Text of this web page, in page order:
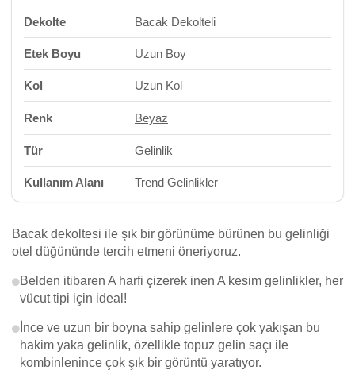
Dekolte Bacak Dekolteli
Etek Boyu Uzun Boy
Kol Uzun Kol
Renk Beyaz
Tür Gelinlik
Kullanım Alanı Trend Gelinlikler
Bacak dekoltesi ile şık bir görünüme bürünen bu gelinliği
otel düğününde tercih etmeni öneriyoruz.
Belden itibaren A harfi çizerek inen A kesim gelinlikler, her
vücut tipi için ideal!
İnce ve uzun bir boyna sahip gelinlere çok yakışan bu
hakim yaka gelinlik, özellikle topuz gelin saçı ile
kombinlenince çok şık bir görüntü yaratıyor.